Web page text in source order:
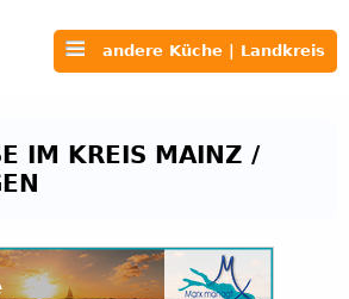
andere Küche | Landkreis
IM KREIS MAINZ /